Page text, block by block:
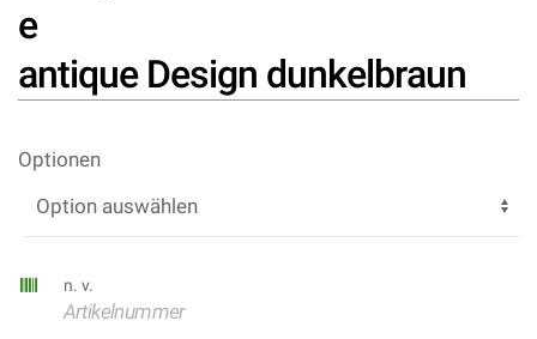
e
antique Design dunkelbraun
Optionen
n. v.
Artikelnummer